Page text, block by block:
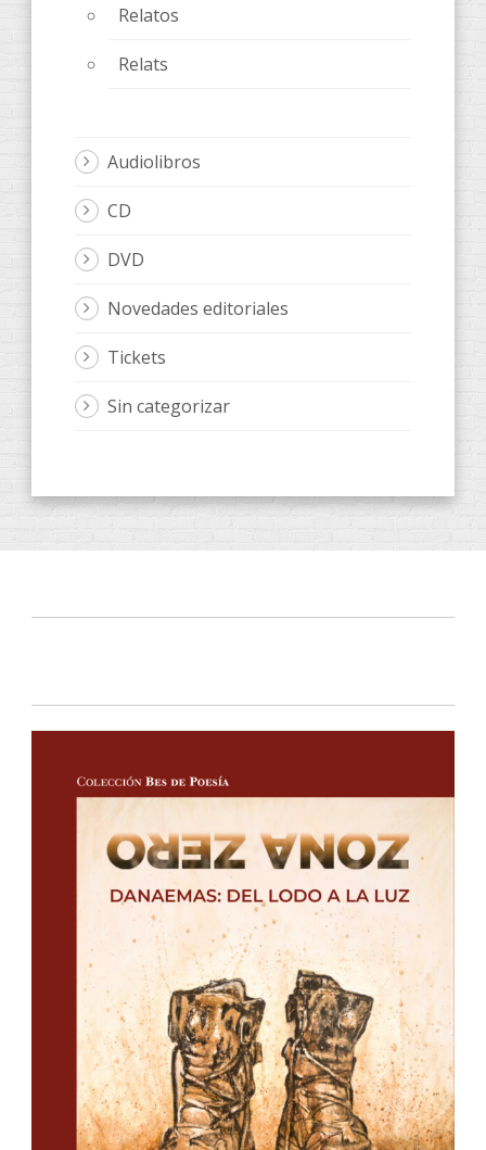
Relatos
Relats
Audiolibros
CD
DVD
Novedades editoriales
Tickets
Sin categorizar